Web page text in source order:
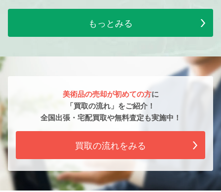
もっとみる
美術品の売却が初めての方に
「買取の流れ」をご紹介！
全国出張・宅配買取や無料査定も実施中！
買取の流れをみる